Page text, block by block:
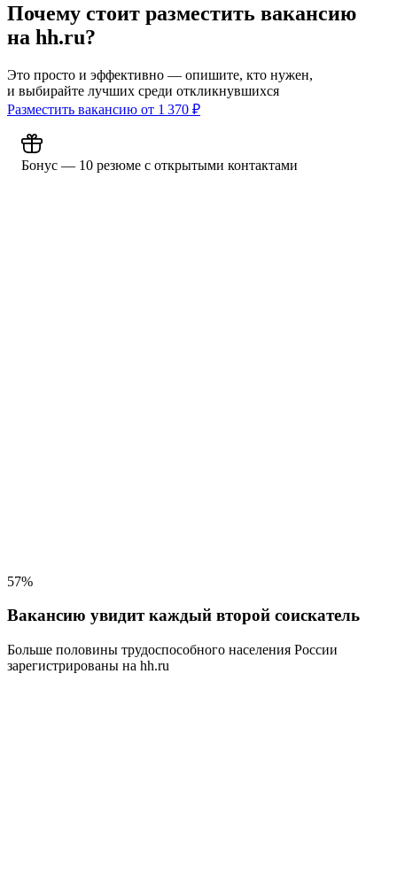
Почему стоит разместить вакансию
на hh.ru?
Это просто и эффективно — опишите, кто нужен,
и выбирайте лучших среди откликнувшихся
Разместить вакансию от 1 370 ₽
Бонус — 10 резюме с открытыми контактами
57%
Вакансию увидит каждый второй соискатель
Больше половины трудоспособного населения России
зарегистрированы на hh.ru